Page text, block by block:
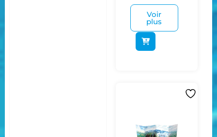
Voir
plus